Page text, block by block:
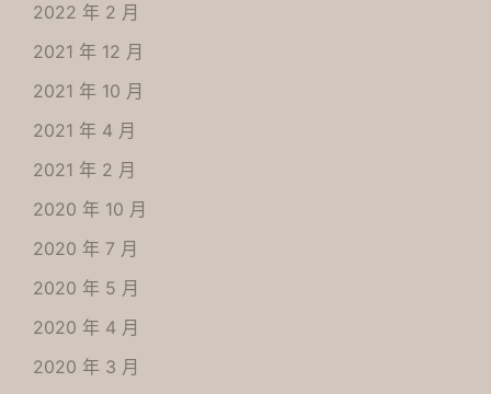
2022 年 2 月
2021 年 12 月
2021 年 10 月
2021 年 4 月
2021 年 2 月
2020 年 10 月
2020 年 7 月
2020 年 5 月
2020 年 4 月
2020 年 3 月